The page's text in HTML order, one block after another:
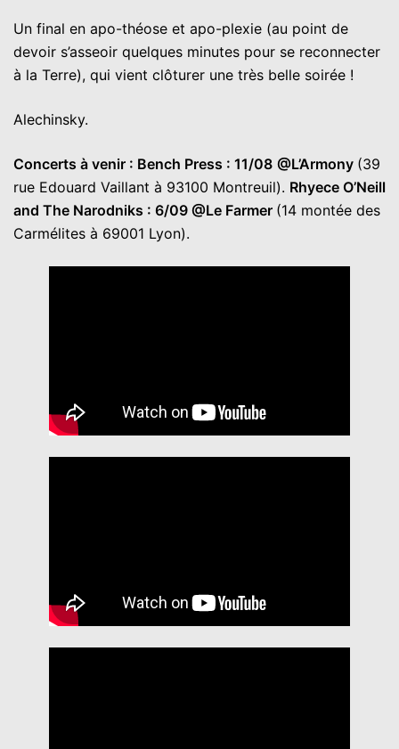
Un final en apo-théose et apo-plexie (au point de
devoir s’asseoir quelques minutes pour se reconnecter
à la Terre), qui vient clôturer une très belle soirée !
Alechinsky.
Concerts à venir : Bench Press : 11/08 @L’Armony (39
rue Edouard Vaillant à 93100 Montreuil). Rhyece O’Neill
and The Narodniks : 6/09 @Le Farmer (14 montée des
Carmélites à 69001 Lyon).